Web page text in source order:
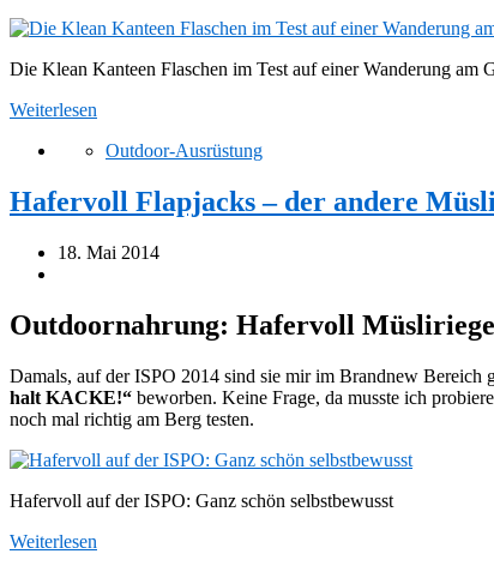
Die Klean Kanteen Flaschen im Test auf einer Wanderung am
Weiterlesen
Outdoor-Ausrüstung
Hafervoll Flapjacks – der andere
18. Mai 2014
Outdoornahrung: Hafervoll
Damals, auf der ISPO 2014 sind sie mir im Brandnew
halt KACKE!“ beworben. Keine Frage, da musste ich
noch mal richtig am Berg testen.
Hafervoll auf der ISPO: Ganz schön selbstbewusst
Weiterlesen